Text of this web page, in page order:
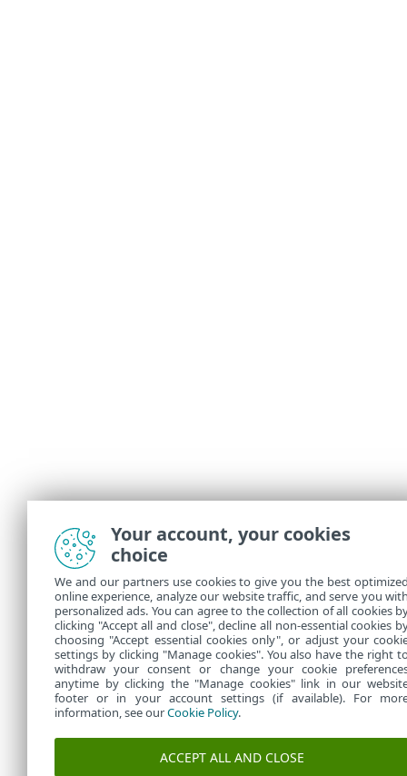
Your account, your cookies
choice
We and our partners use cookies to give you the best
online experience, analyze our website traffic, and serve you
personalized ads. You can agree to the collection of all cookies
clicking "Accept all and close", decline all non-essential cookies
choosing "Accept essential cookies only", or adjust your
settings by clicking "Manage cookies". You also have the right
withdraw your consent or change your cookie
anytime by clicking the "Manage cookies" link in our
footer or in your account settings (if available). For
information, see ourCookie Policy.
ACCEPT ALL AND CLOSE